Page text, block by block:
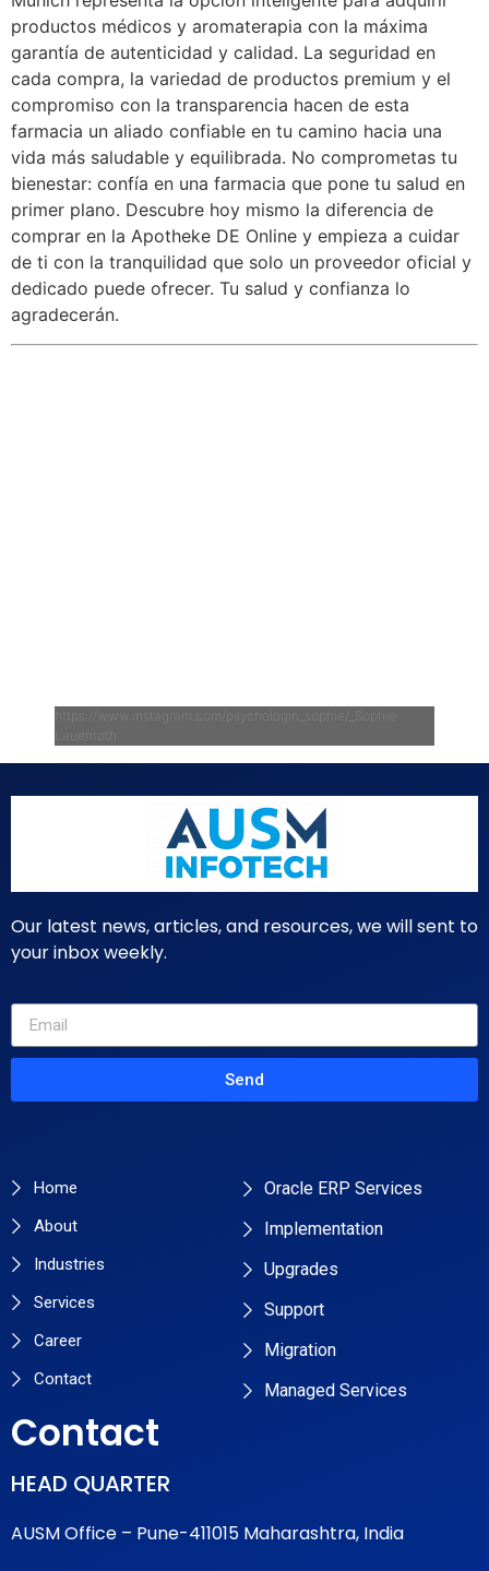
productos médicos y aromaterapia con la máxima
garantía de autenticidad y calidad. La seguridad en
cada compra, la variedad de productos premium y el
compromiso con la transparencia hacen de esta
farmacia un aliado confiable en tu camino hacia una
vida más saludable y equilibrada. No comprometas tu
bienestar: confía en una farmacia que pone tu salud en
primer plano. Descubre hoy mismo la diferencia de
comprar en la Apotheke DE Online y empieza a cuidar
de ti con la tranquilidad que solo un proveedor oficial y
dedicado puede ofrecer. Tu salud y confianza lo
agradecerán.
https://www.instagram.com/psychologin_sophie/_Sophie
Lauenroth
Our latest news, articles, and resources, we will sent to
your inbox weekly.
Send
Home
About
Industries
Services
Career
Contact
Oracle ERP Services
Implementation
Upgrades
Support
Migration
Managed Services
Contact
HEAD QUARTER
AUSM Office – Pune-411015 Maharashtra, India